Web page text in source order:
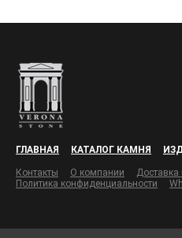
ГЛАВНАЯ КАТАЛОГ КАМНЯ
Контакты О компании
Доставка
Политика конфиденциальности